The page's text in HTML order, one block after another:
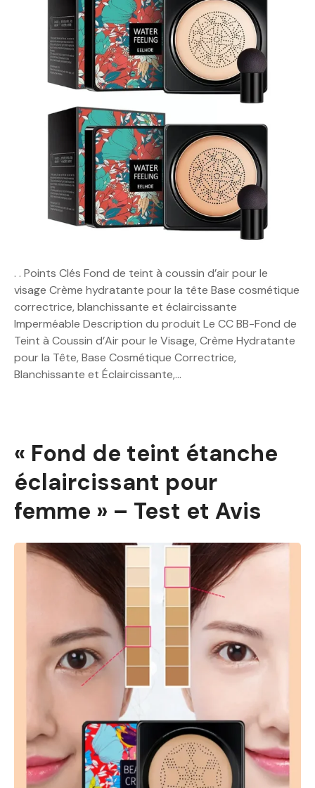
. . Points Clés Fond de teint à coussin d’air pour le
visage Crème hydratante pour la tête Base cosmétique
correctrice, blanchissante et éclaircissante
Imperméable Description du produit Le CC BB-Fond de
Teint à Coussin d’Air pour le Visage, Crème Hydratante
pour la Tête, Base Cosmétique Correctrice,
Blanchissante et Éclaircissante,…
« Fond de teint étanche
éclaircissant pour
femme » – Test et Avis